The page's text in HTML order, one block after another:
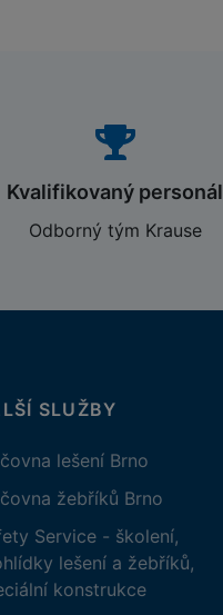
Kvalifikovaný personál
Odborný tým Krause
SLUŽBY
lešení Brno
žebříků Brno
Service - školení,
lešení a žebříků,
konstrukce